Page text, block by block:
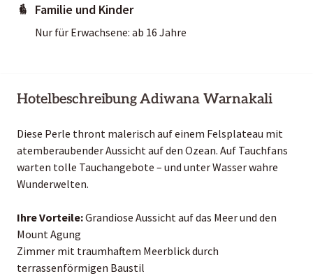
Familie und Kinder
Nur für Erwachsene: ab 16 Jahre
Hotelbeschreibung Adiwana Warnakali
Diese Perle thront malerisch auf einem Felsplateau mit
atemberaubender Aussicht auf den Ozean. Auf Tauchfans
warten tolle Tauchangebote – und unter Wasser wahre
Wunderwelten.
Ihre Vorteile:Grandiose Aussicht auf das Meer und den
Mount Agung
Zimmer mit traumhaftem Meerblick durch
terrassenförmigen Baustil